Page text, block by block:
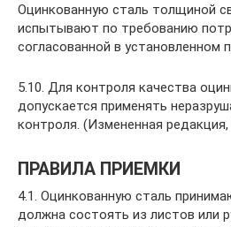
Оцинкованную сталь толщиной
испытывают по требованию
согласованной в установленном
5.10. Для контроля качества
допускается применять
контроля. (Измененная
ПРАВИЛА ПРИЕМКИ
4.1. Оцинкованную сталь
должна состоять из листов или